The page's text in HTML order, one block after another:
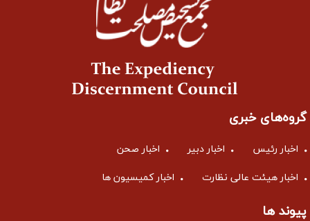
گروه‌های خبری
اخبار رئیس اخبار دبیر اخبار صحن
اخبار هیئت عالی نظارت اخبار کمیسیون ها
پیوند ها